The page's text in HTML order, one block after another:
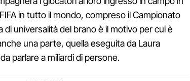
in tutto il mondo, compreso il Campionato
di universalità del brano è il motivo per cui è
una parte, quella eseguita da Laura
parlare a miliardi di persone.